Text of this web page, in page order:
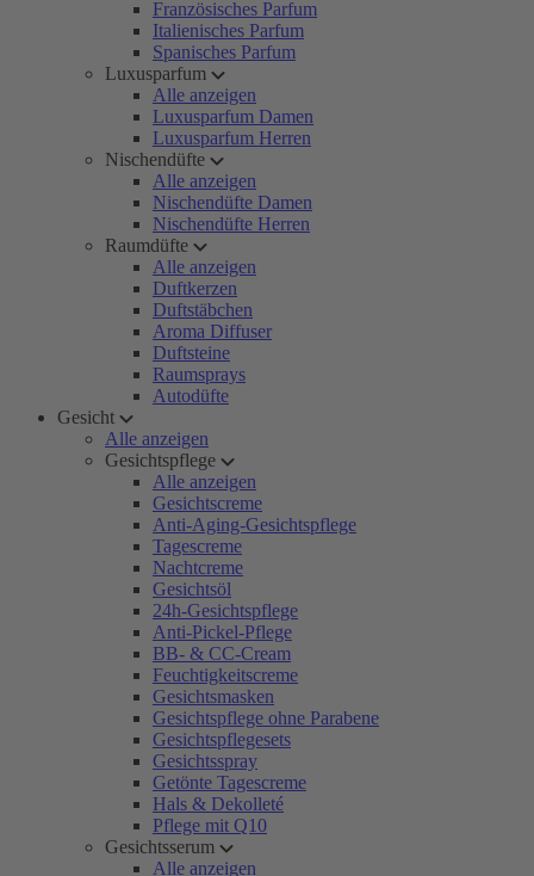
Französisches Parfum
Italienisches Parfum
Spanisches Parfum
Luxusparfum
Alle anzeigen
Luxusparfum Damen
Luxusparfum Herren
Nischendüfte
Alle anzeigen
Nischendüfte Damen
Nischendüfte Herren
Raumdüfte
Alle anzeigen
Duftkerzen
Duftstäbchen
Aroma Diffuser
Duftsteine
Raumsprays
Autodüfte
Gesicht
Alle anzeigen
Gesichtspflege
Alle anzeigen
Gesichtscreme
Anti-Aging-Gesichtspflege
Tagescreme
Nachtcreme
Gesichtsöl
24h-Gesichtspflege
Anti-Pickel-Pflege
BB- & CC-Cream
Feuchtigkeitscreme
Gesichtsmasken
Gesichtspflege ohne Parabene
Gesichtspflegesets
Gesichtsspray
Getönte Tagescreme
Hals & Dekolleté
Pflege mit Q10
Gesichtsserum
Alle anzeigen